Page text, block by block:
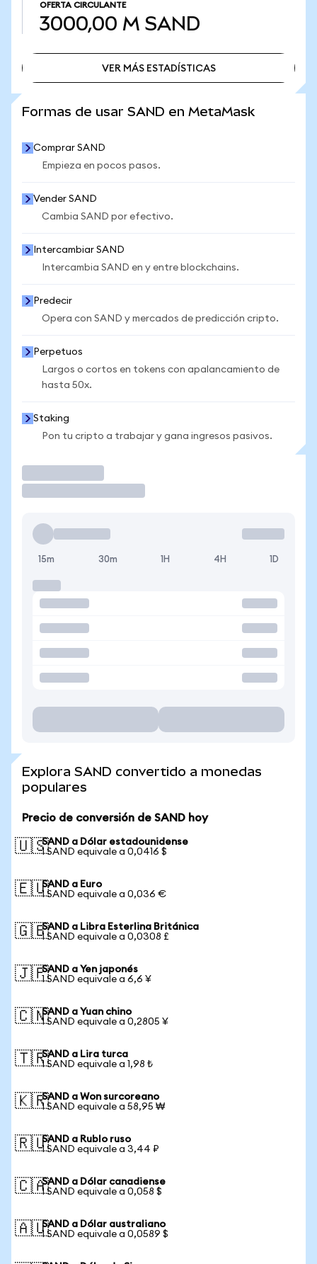
OFERTA CIRCULANTE
3000,00 M SAND
VER MÁS ESTADÍSTICAS
Formas de usar SAND en MetaMask
Comprar SAND
Empieza en pocos pasos.
Vender SAND
Cambia SAND por efectivo.
Intercambiar SAND
Intercambia SAND en y entre blockchains.
Predecir
Opera con SAND y mercados de predicción cripto.
Perpetuos
Largos o cortos en tokens con apalancamiento de
hasta 50x.
Staking
Pon tu cripto a trabajar y gana ingresos pasivos.
15m 30m 1H 4H 1D
Explora SAND convertido a monedas
populares
Precio de conversión de SAND hoy
🇺🇸SAND a Dólar estadounidense
1 SAND equivale a 0,0416 $
🇪🇺SAND a Euro
1 SAND equivale a 0,036 €
🇬🇧SAND a Libra Esterlina Británica
1 SAND equivale a 0,0308 £
🇯🇵SAND a Yen japonés
1 SAND equivale a 6,6 ¥
🇨🇳SAND a Yuan chino
1 SAND equivale a 0,2805 ¥
🇹🇷SAND a Lira turca
1 SAND equivale a 1,98 ₺
🇰🇷SAND a Won surcoreano
1 SAND equivale a 58,95 ₩
🇷🇺SAND a Rublo ruso
1 SAND equivale a 3,44 ₽
🇨🇦SAND a Dólar canadiense
1 SAND equivale a 0,058 $
🇦🇺SAND a Dólar australiano
1 SAND equivale a 0,0589 $